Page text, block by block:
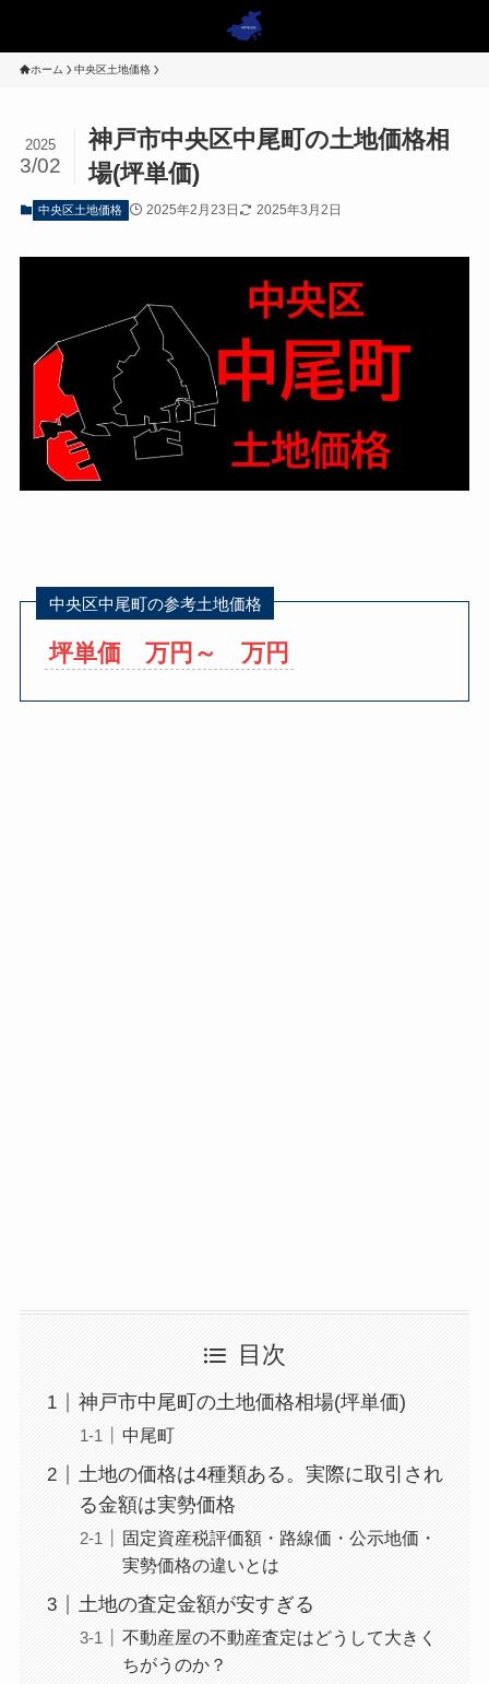
ホーム 中央区土地価格
神戸市中央区中尾町の土地価格相
場(坪単価)
2025
3/02
中央区土地価格 2025年2月23日 2025年3月2日
中央区中尾町の参考土地価格
坪単価 万円～ 万円
目次
神戸市中尾町の土地価格相場(坪単価)
中尾町
土地の価格は4種類ある。実際に取引され
る金額は実勢価格
固定資産税評価額・路線価・公示地価・
実勢価格の違いとは
土地の査定金額が安すぎる
不動産屋の不動産査定はどうして大きく
ちがうのか？